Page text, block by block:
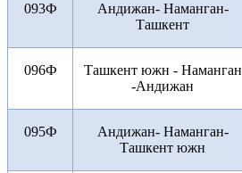
093Ф
Андижан- Наманган-
Ташкент
096Ф
Ташкент южн - Наманган
-Андижан
095Ф
Андижан- Наманган-
Ташкент южн